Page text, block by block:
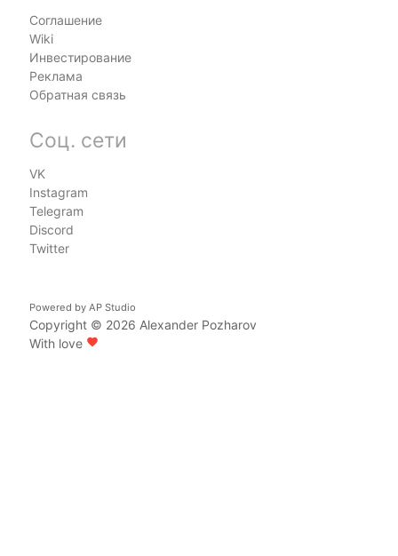
Соглашение
Wiki
Инвестирование
Реклама
Обратная связь
Соц. сети
VK
Instagram
Telegram
Discord
Twitter
Powered by AP Studio
Copyright © 2026 Alexander Pozharov
With love favorite